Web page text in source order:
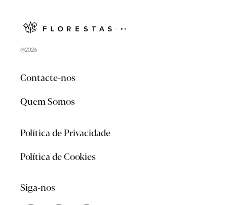
@2026
Contacte-nos
Quem Somos
Política de Privacidade
Política de Cookies
Siga-nos